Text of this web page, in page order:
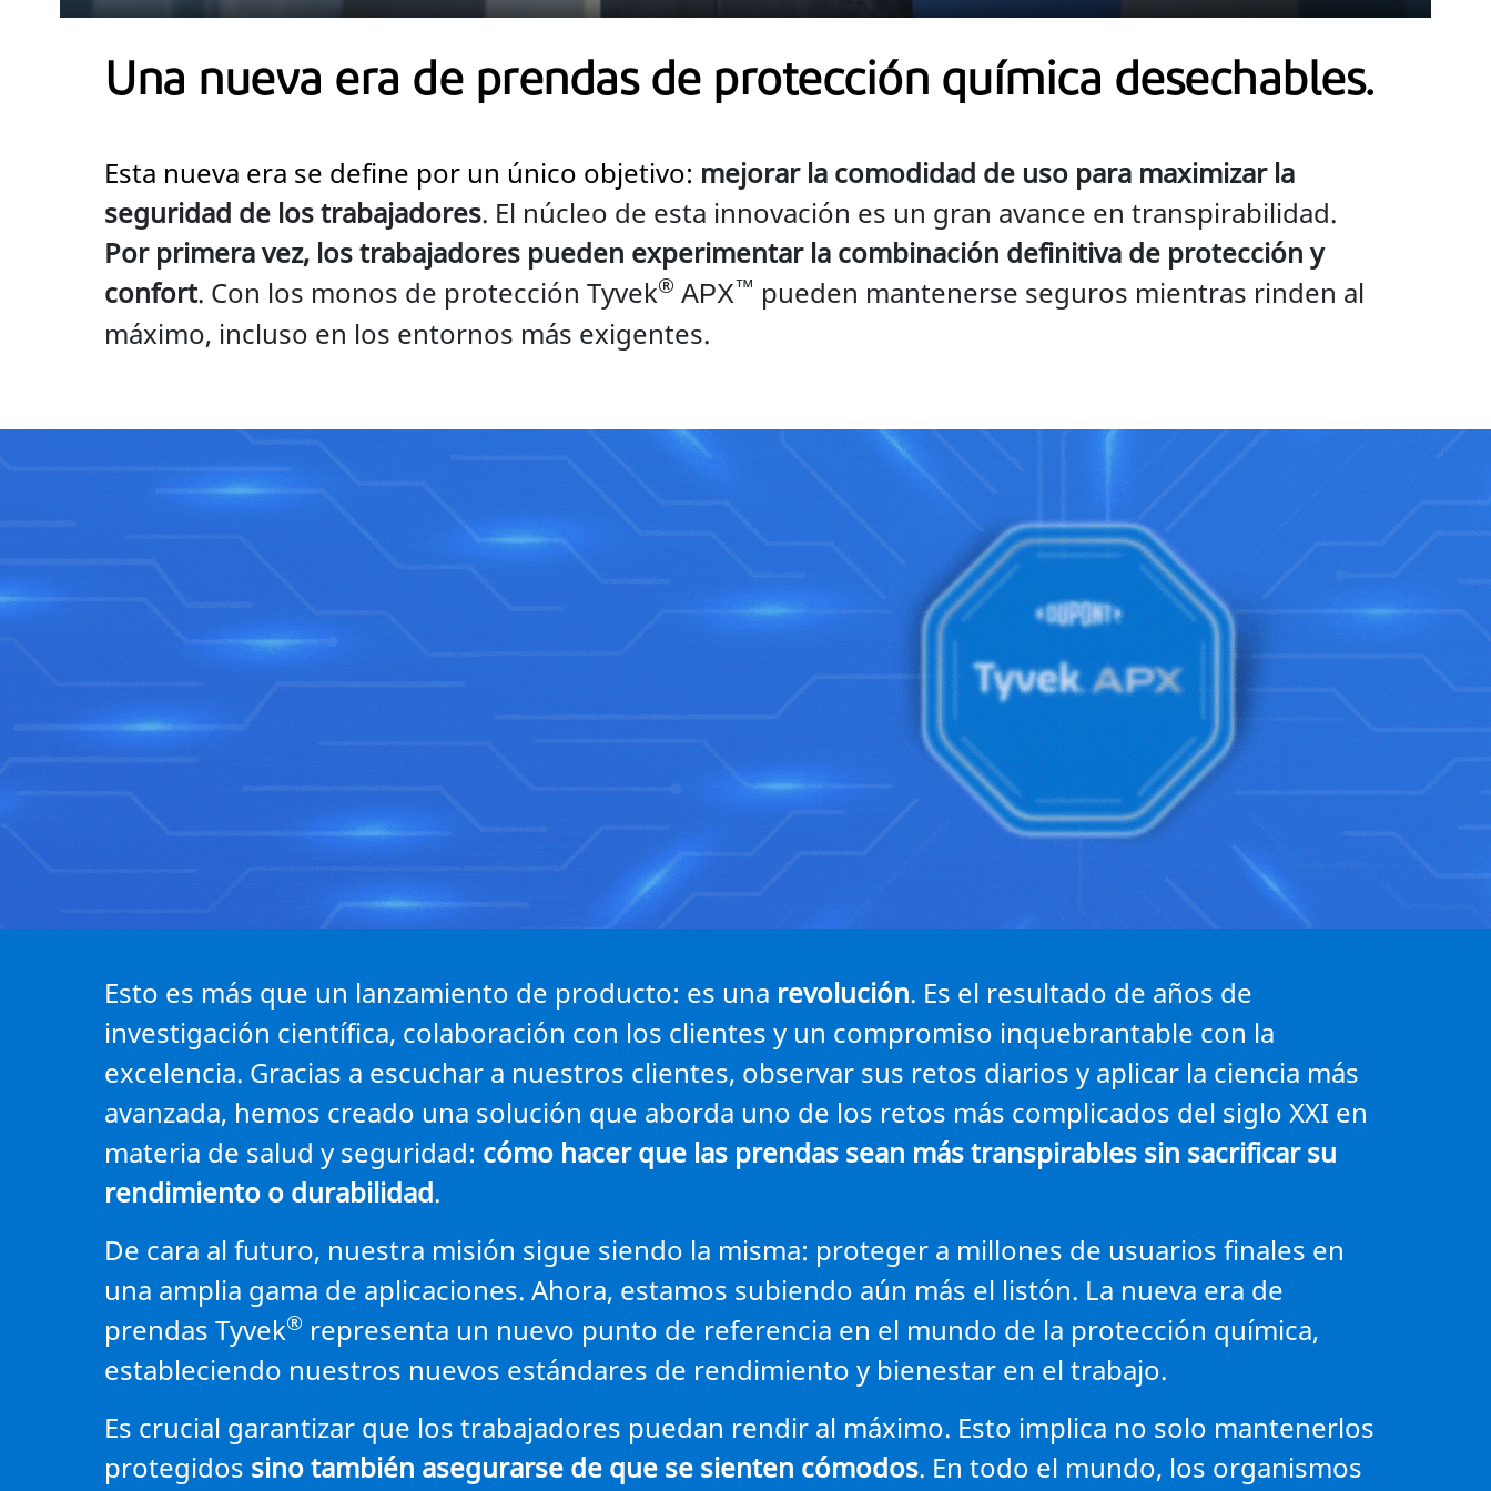
Play Mute Settings
Enter
Una nueva era de prendas de protección química desechables.
Esta nueva era se define por un único objetivo: mejorar la comodidad de uso para maximizar la
seguridad de los trabajadores. El núcleo de esta innovación es un gran avance en transpirabilidad.
Por primera vez, los trabajadores pueden experimentar la combinación definitiva de protección y
confort. Con los monos de protección Tyvek® APX™ pueden mantenerse seguros mientras rinden al
máximo, incluso en los entornos más exigentes.
Esto es más que un lanzamiento de producto: es una revolución. Es el resultado de años de
investigación científica, colaboración con los clientes y un compromiso inquebrantable con la
excelencia. Gracias a escuchar a nuestros clientes, observar sus retos diarios y aplicar la ciencia más
avanzada, hemos creado una solución que aborda uno de los retos más complicados del siglo XXI en
materia de salud y seguridad: cómo hacer que las prendas sean más transpirables sin sacrificar su
rendimiento o durabilidad.
De cara al futuro, nuestra misión sigue siendo la misma: proteger a millones de usuarios finales en
una amplia gama de aplicaciones. Ahora, estamos subiendo aún más el listón. La nueva era de
prendas Tyvek® representa un nuevo punto de referencia en el mundo de la protección química,
estableciendo nuestros nuevos estándares de rendimiento y bienestar en el trabajo.
Es crucial garantizar que los trabajadores puedan rendir al máximo. Esto implica no solo mantenerlos
protegidos sino también asegurarse de que se sienten cómodos. En todo el mundo, los organismos